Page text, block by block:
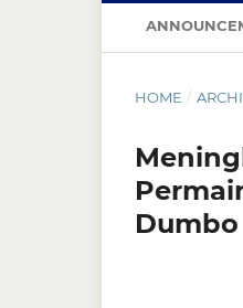
HOME /
Dumbo